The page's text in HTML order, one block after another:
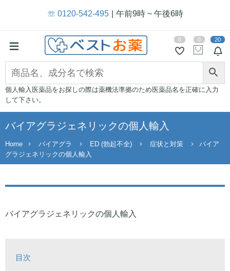
☏ 0120-542-495 午前9時 ~ 午後6時
20
0 0
個人輸入医薬品をお探しの際は薬機法準拠のため医薬品名を正確に入力
して下さい。
バイアグラジェネリックの個人輸入
Home バイアグラ ED (勃起不全) 症状と対策
バイア
グラジェネリックの個人輸入
バイアグラジェネリックの個人輸入
目次